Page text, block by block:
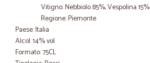
Vitigno: Nebbiolo 85%, Vespolina 15%
Regione: Piemonte
Paese: Italia
Alcol: 14% vol
Formato: 75CL